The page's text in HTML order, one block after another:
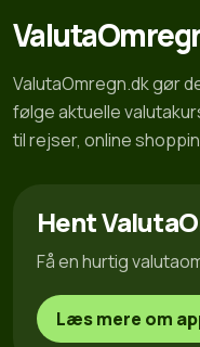
ValutaOmregn.dk gør
følge aktuelle
til rejser, online
Hent
Få en hurtig
Læs mere om